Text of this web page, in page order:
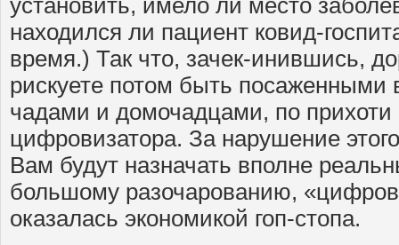
установить, имело ли место
находился ли пациент ковид-
время.) Так что, зачек-инившись,
рискуете потом быть посаженными
чадами и домочадцами, по прихоти
цифровизатора. За нарушение
Вам будут назначать вполне
большому разочарованию,
оказалась экономикой гоп-стопа.